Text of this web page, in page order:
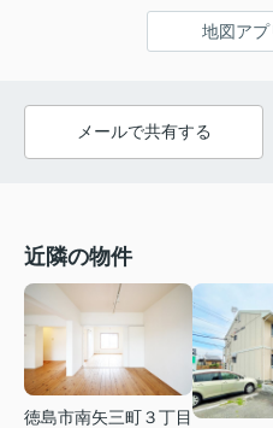
地図アプ
メールで共有する
近隣の物件
徳島市南矢三町３丁目